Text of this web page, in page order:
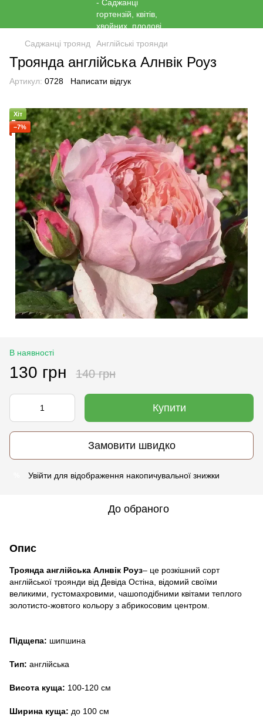
Саджанці троянд Англійські троянди
Троянда англійська Алнвік Роуз
Артикул: 0728 Написати відгук
Хіт
−7%
В наявності
130 грн 140 грн
Купити
Замовити швидко
Увійти для відображення накопичувальної знижки
До обраного
Опис
Троянда англійська Алнвік Роуз– це розкішний сорт
англійської троянди від Девіда Остіна, відомий своїми
великими, густомахровими, чашоподібними квітами теплого
золотисто-жовтого кольору з абрикосовим центром.
Підщепа: шипшина
Тип: англійська
Висота куща: 100-120 см
Ширина куща: до 100 см